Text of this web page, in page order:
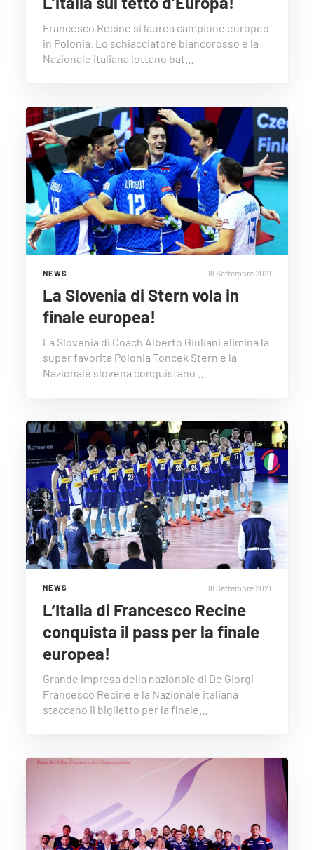
Francesco Recine si laurea campione europeo
in Polonia. Lo schiacciatore biancorosso e la
Nazionale italiana lottano bat…
NEWS 18 Settembre 2021
La Slovenia di Stern vola in
finale europea!
La Slovenia di Coach Alberto Giuliani elimina la
super favorita Polonia Toncek Stern e la
Nazionale slovena conquistano …
NEWS 18 Settembre 2021
L’Italia di Francesco Recine
conquista il pass per la finale
europea!
Grande impresa della nazionale di De Giorgi
Francesco Recine e la Nazionale italiana
staccano il biglietto per la finale…